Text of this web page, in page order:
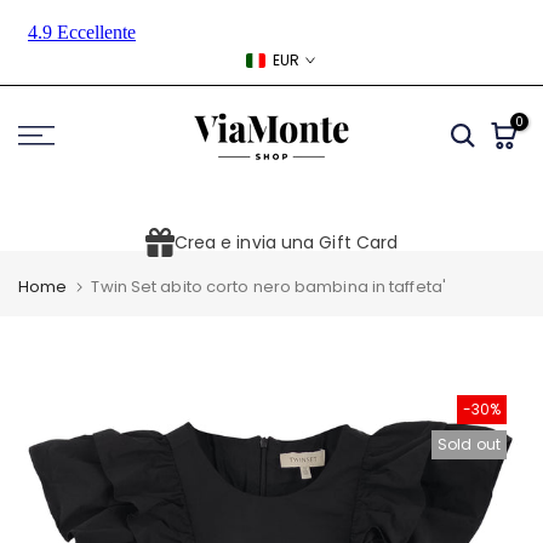
Skip
EUR
0
Crea e invia una Gift Card
Home Twin Set abito corto nero bambina in taffeta'
-30%
Sold out